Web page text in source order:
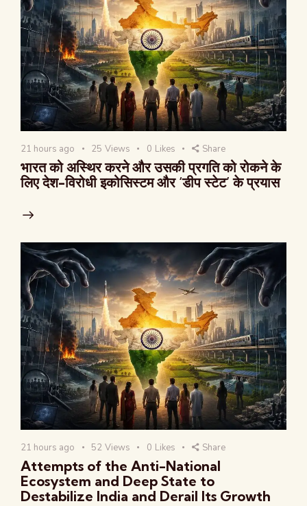
21 hours ago 25 Views 0 Likes Share
भारत को अस्थिर करने और उसकी प्रगति को रोकने के
लिए देश-विरोधी इकोसिस्टम और ‘डीप स्टेट’ के प्रयास
21 hours ago 52 Views 0 Likes Share
Attempts of the Anti-National
Ecosystem and Deep State to
Destabilize India and Derail Its Growth